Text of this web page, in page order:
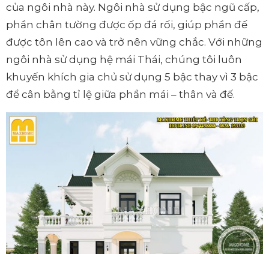
của ngôi nhà này. Ngôi nhà sử dụng bậc ngũ cấp,
phần chân tường được ốp đá rối, giúp phần đế
được tôn lên cao và trở nên vững chắc. Với những
ngôi nhà sử dụng hệ mái Thái, chúng tôi luôn
khuyến khích gia chủ sử dụng 5 bậc thay vì 3 bậc
để cân bằng tỉ lệ giữa phần mái – thân và đế.